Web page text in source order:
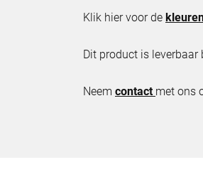
Klik hier voor de
Dit product is leverbaar
Neem contact met ons